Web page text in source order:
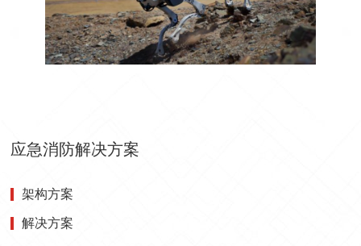
应急消防解决方案
架构方案
解决方案